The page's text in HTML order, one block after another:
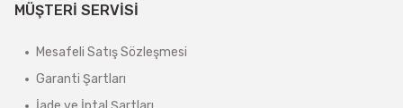
MÜŞTERİ SERVİSİ
Mesafeli Satış Sözleşmesi
Garanti Şartları